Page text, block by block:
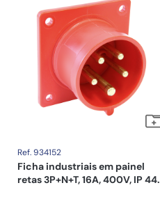
Ref. 934152
Ficha industriais em painel
retas 3P+N+T, 16A, 400V, IP 44.